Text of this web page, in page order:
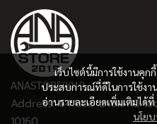
เว็บไซต์นี้มีการใช้งานคุ
ประสบการณ์ที่ดีในการใช้งา
อ่านรายละเอียดเพิ่มเติมได้ที่
นโย
ANASTORE2019
Address: 64 ซอย บางแค10 เ